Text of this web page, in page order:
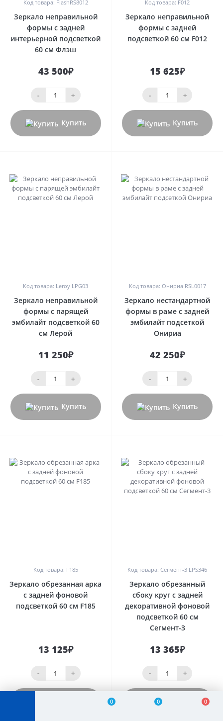
0 0 0
Код товара: FlashRS8012
Зеркало неправильной
формы с задней
интерьерной подсветкой
60 см Флэш
43 500₽
- +
Купить
Код товара: F012
Зеркало неправильной
формы с задней
подсветкой 60 см F012
15 625₽
- +
Купить
Код товара: Leroy LPG03
Зеркало неправильной
формы с парящей
эмбилайт подсветкой 60
см Лерой
11 250₽
- +
Купить
Код товара: Онириа RSL0017
Зеркало нестандартной
формы в раме с задней
эмбилайт подсеткой
Онириа
42 250₽
- +
Купить
Код товара: F185
Зеркало обрезанная арка
с задней фоновой
подсветкой 60 см F185
13 125₽
- +
Код товара: Сегмент-3 LPS346
Зеркало обрезанный
сбоку круг с задней
декоративной фоновой
подсветкой 60 см
Сегмент-3
13 365₽
- +